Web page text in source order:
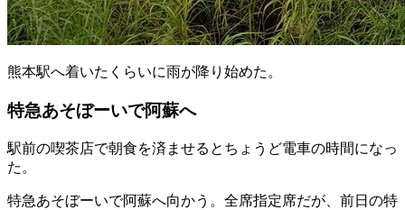
熊本駅へ着いたくらいに雨が降り始めた。
特急あそぼーいで阿蘇へ
駅前の喫茶店で朝食を済ませるとちょうど電車の時間になっ
た。
特急あそぼーいで阿蘇へ向かう。全席指定席だが、前日の特